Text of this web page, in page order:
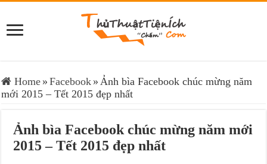
Home » Facebook » Ảnh bìa Facebook chúc mừng năm
mới 2015 – Tết 2015 đẹp nhất
Ảnh bìa Facebook chúc mừng năm mới
2015 – Tết 2015 đẹp nhất